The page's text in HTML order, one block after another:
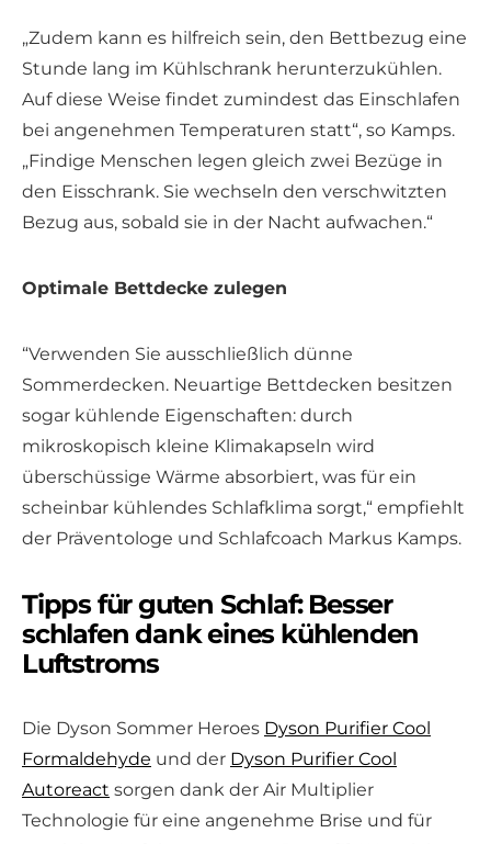
„Zudem kann es hilfreich sein, den Bettbezug eine
Stunde lang im Kühlschrank herunterzukühlen.
Auf diese Weise findet zumindest das Einschlafen
bei angenehmen Temperaturen statt“, so Kamps.
„Findige Menschen legen gleich zwei Bezüge in
den Eisschrank. Sie wechseln den verschwitzten
Bezug aus, sobald sie in der Nacht aufwachen.“
Optimale Bettdecke zulegen
“Verwenden Sie ausschließlich dünne
Sommerdecken. Neuartige Bettdecken besitzen
sogar kühlende Eigenschaften: durch
mikroskopisch kleine Klimakapseln wird
überschüssige Wärme absorbiert, was für ein
scheinbar kühlendes Schlafklima sorgt,“ empfiehlt
der Präventologe und Schlafcoach Markus Kamps.
Tipps für guten Schlaf: Besser
schlafen dank eines kühlenden
Luftstroms
Die Dyson Sommer Heroes Dyson Purifier Cool
Formaldehyde und der Dyson Purifier Cool
Autoreact sorgen dank der Air Multiplier
Technologie für eine angenehme Brise und für